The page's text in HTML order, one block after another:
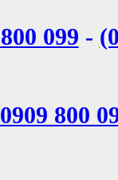
099 -
0909 800